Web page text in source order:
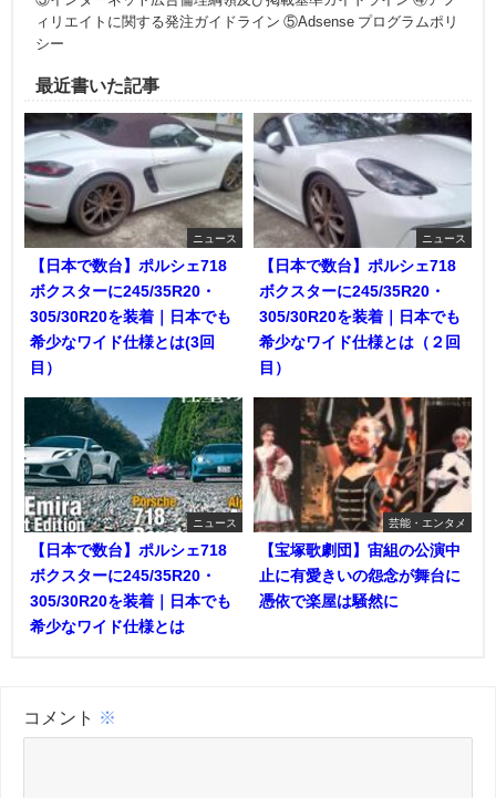
ィリエイトに関する発注ガイドライン ⑤Adsense プログラムポリ
シー
最近書いた記事
ニュース
【日本で数台】ポルシェ718
ボクスターに245/35R20・
305/30R20を装着｜日本でも
希少なワイド仕様とは(3回
目）
ニュース
【日本で数台】ポルシェ718
ボクスターに245/35R20・
305/30R20を装着｜日本でも
希少なワイド仕様とは（２回
目）
ニュース
【日本で数台】ポルシェ718
ボクスターに245/35R20・
305/30R20を装着｜日本でも
希少なワイド仕様とは
芸能・エンタメ
【宝塚歌劇団】宙組の公演中
止に有愛きいの怨念が舞台に
憑依で楽屋は騒然に
コメント ※